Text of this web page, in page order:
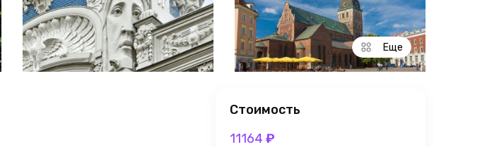
Еще
Стоимость
11164 ₽